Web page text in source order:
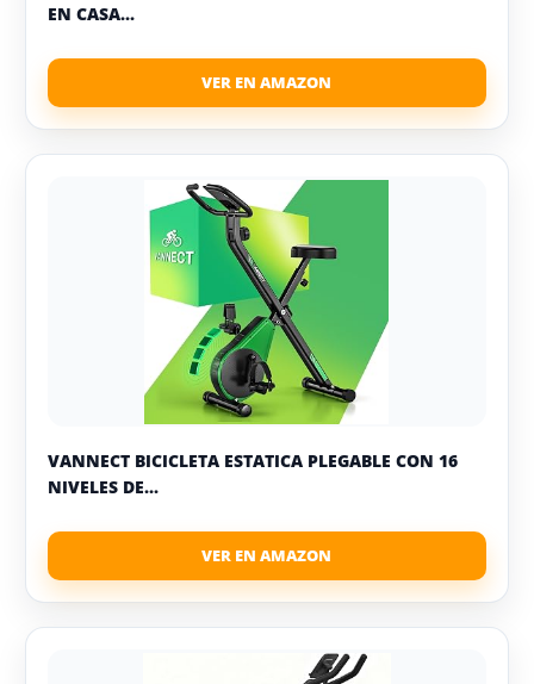
EN CASA...
VANNECT BICICLETA ESTATICA PLEGABLE CON 16
NIVELES DE...